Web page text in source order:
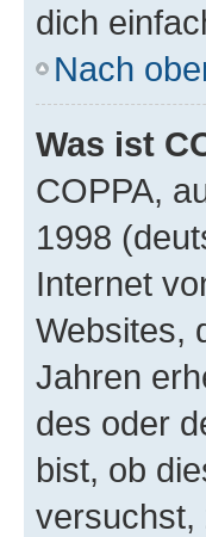
dich
Nach
Was ist
COPPA,
1998
Internet
Websites,
Jahren
des oder
bist, ob
versuchst,